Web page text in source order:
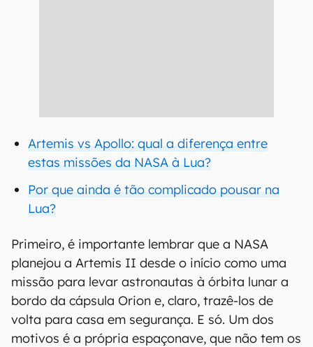
Artemis vs Apollo: qual a diferença entre
estas missões da NASA à Lua?
Por que ainda é tão complicado pousar na
Lua?
Primeiro, é importante lembrar que a NASA
planejou a Artemis II desde o início como uma
missão para levar astronautas à órbita lunar a
bordo da cápsula Orion e, claro, trazê-los de
volta para casa em segurança. E só. Um dos
motivos é a própria espaçonave, que não tem os